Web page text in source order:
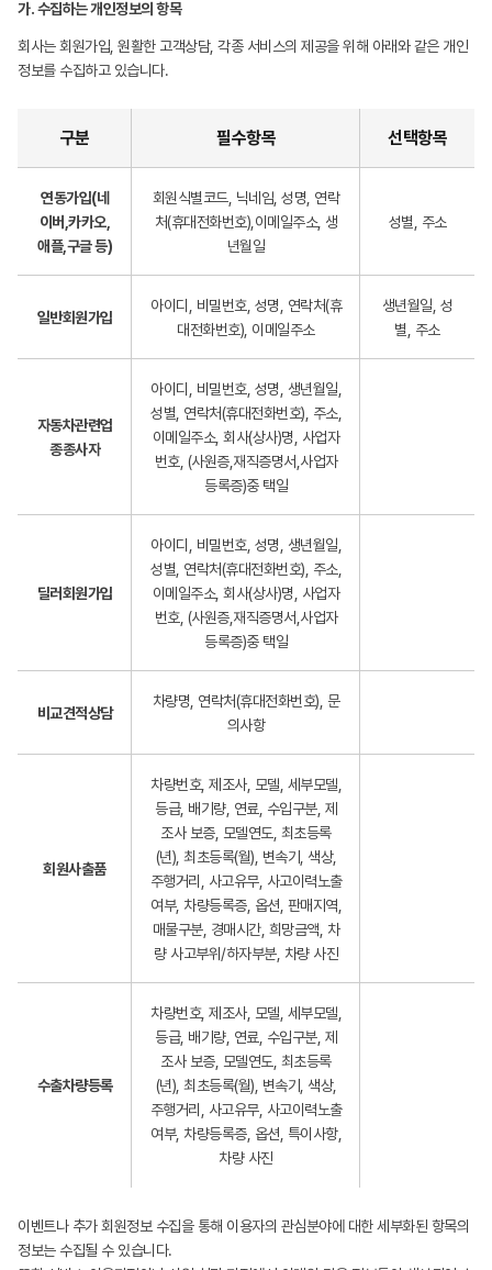
가. 수집하는 개인정보의 항목
회사는 회원가입, 원활한 고객상담, 각종 서비스의 제공을 위해 아래와 같은 개인
정보를 수집하고 있습니다.
구분 필수항목 선택항목
연동가입(네
이버,카카오,
애플,구글 등)
회원식별코드, 닉네임, 성명, 연락
처(휴대전화번호),이메일주소, 생
년월일
성별, 주소
일반회원가입
아이디, 비밀번호, 성명, 연락처(휴
대전화번호), 이메일주소
생년월일, 성
별, 주소
자동차관련업
종종사자
아이디, 비밀번호, 성명, 생년월일,
성별, 연락처(휴대전화번호), 주소,
이메일주소, 회사(상사)명, 사업자
번호, (사원증,재직증명서,사업자
등록증)중 택일
딜러회원가입
아이디, 비밀번호, 성명, 생년월일,
성별, 연락처(휴대전화번호), 주소,
이메일주소, 회사(상사)명, 사업자
번호, (사원증,재직증명서,사업자
등록증)중 택일
비교견적상담
차량명, 연락처(휴대전화번호), 문
의사항
회원사출품
차량번호, 제조사, 모델, 세부모델,
등급, 배기량, 연료, 수입구분, 제
조사 보증, 모델연도, 최초등록
(년), 최초등록(월), 변속기, 색상,
주행거리, 사고유무, 사고이력노출
여부, 차량등록증, 옵션, 판매지역,
매물구분, 경매시간, 희망금액, 차
량 사고부위/하자부분, 차량 사진
수출차량등록
차량번호, 제조사, 모델, 세부모델,
등급, 배기량, 연료, 수입구분, 제
조사 보증, 모델연도, 최초등록
(년), 최초등록(월), 변속기, 색상,
주행거리, 사고유무, 사고이력노출
여부, 차량등록증, 옵션, 특이사항,
차량 사진
이벤트나 추가 회원정보 수집을 통해 이용자의 관심분야에 대한 세부화된 항목의
정보는 수집될 수 있습니다.